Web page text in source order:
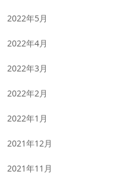
2022年5月
2022年4月
2022年3月
2022年2月
2022年1月
2021年12月
2021年11月